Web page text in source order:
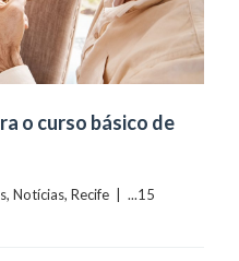
o curso básico de
, Notícias, Recife
  |  ...15